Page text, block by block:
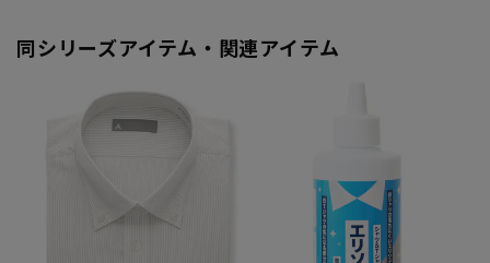
同シリーズアイテム・関連アイテム